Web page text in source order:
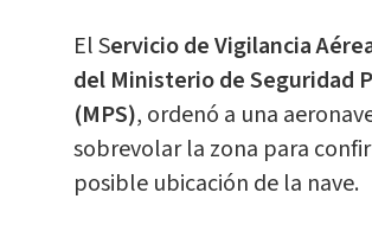
El Servicio de Vigilancia
del Ministerio de Seguridad
(MPS), ordenó a una
sobrevolar la zona para
posible ubicación de la nave.